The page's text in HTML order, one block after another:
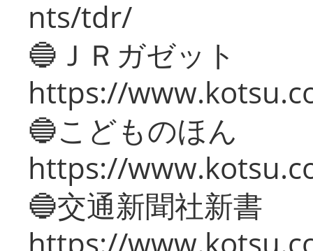
nts/tdr/
🔵ＪＲガゼット
https://
🔵こどものほん
https://
🔵交通新聞社新書